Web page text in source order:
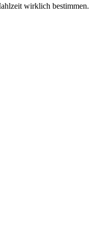
wirklich bestimmen.